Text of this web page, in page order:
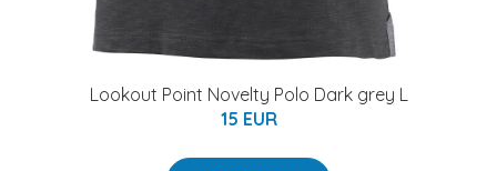
Lookout Point Novelty Polo Dark grey L
15 EUR